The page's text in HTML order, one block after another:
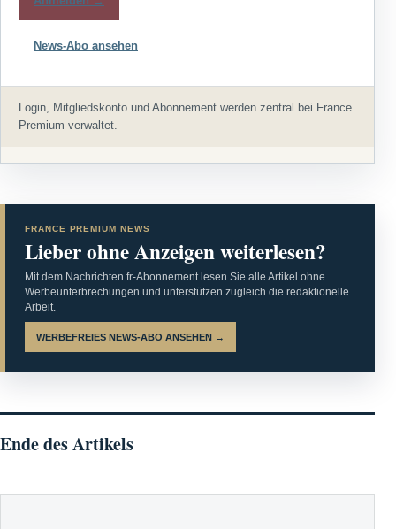
News-Abo ansehen
Login, Mitgliedskonto und Abonnement werden zentral bei France
Premium verwaltet.
FRANCE PREMIUM NEWS
Lieber ohne Anzeigen weiterlesen?
Mit dem Nachrichten.fr-Abonnement lesen Sie alle Artikel ohne
Werbeunterbrechungen und unterstützen zugleich die redaktionelle
Arbeit.
WERBEFREIES NEWS-ABO ANSEHEN →
Ende des Artikels